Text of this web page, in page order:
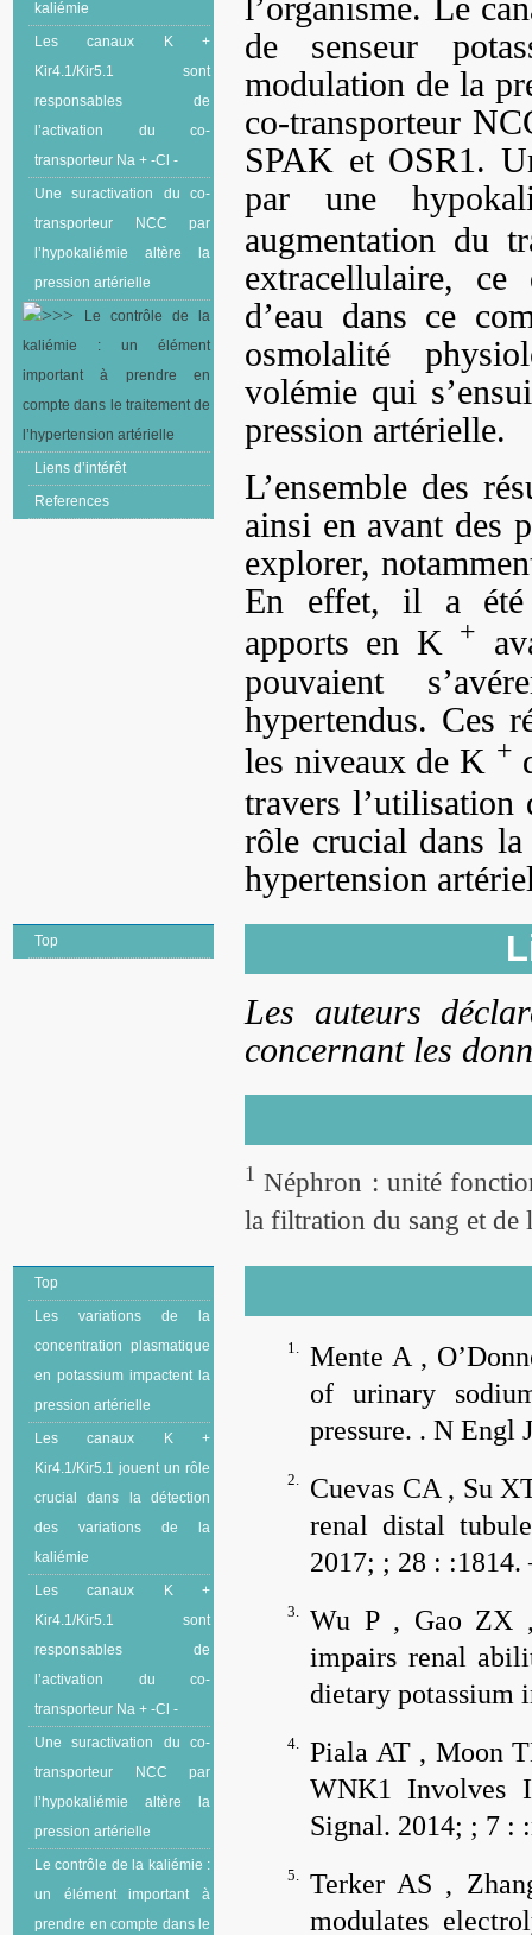
kaliémie
Les canaux K +
Kir4.1/Kir5.1 sont
responsables de
l’activation du co-
transporteur Na + -Cl -
Une suractivation du co-
transporteur NCC par
l’hypokaliémie altère la
pression artérielle
Le contrôle de la
kaliémie : un élément
important à prendre en
compte dans le traitement de
l’hypertension artérielle
Liens d’intérêt
References
l’organisme. Le
de senseur
modulation de la
co-transporteur
SPAK et OSR1.
par une
augmentation du
extracellulaire,
d’eau dans ce
osmolalité
volémie qui
pression artérielle.
L’ensemble des
ainsi en avant des
explorer,
En effet, il a été
apports en K +
pouvaient
hypertendus. Ces
les niveaux de K +
travers
rôle crucial dans
hypertension
Top
Les auteurs
concernant les
1 Néphron : unité
la filtration du sang et de
Top
Les variations de la
concentration plasmatique
en potassium impactent la
pression artérielle
Les canaux K +
Kir4.1/Kir5.1 jouent un rôle
crucial dans la détection
des variations de la
kaliémie
Les canaux K +
Kir4.1/Kir5.1 sont
responsables de
l’activation du co-
transporteur Na + -Cl -
Une suractivation du co-
transporteur NCC par
l’hypokaliémie altère la
pression artérielle
Le contrôle de la kaliémie :
un élément important à
prendre en compte dans le
1.
Mente A ,
of urinary
pressure. . N Engl
2.
Cuevas CA , Su
renal distal
2017; ; 28 : :1814.
3.
Wu P , Gao
impairs renal
dietary potassium
4.
Piala AT , Moon
WNK1 Involves
Signal. 2014; ; 7 :
5.
Terker AS ,
modulates